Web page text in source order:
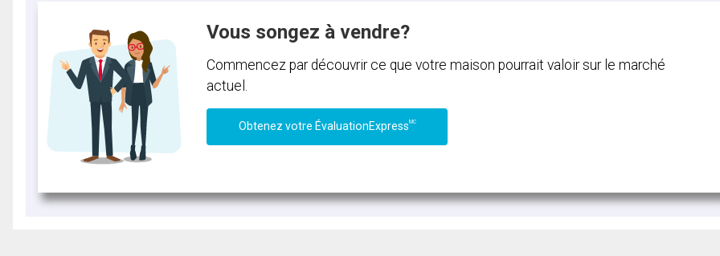
Vous songez à vendre?
Commencez par découvrir ce que votre maison pourrait valoir sur le marché
actuel.
Obtenez votre ÉvaluationExpressMC